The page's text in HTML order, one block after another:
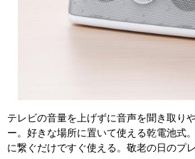
テレビの音量を上げずに音声を聞き取り
ー。好きな場所に置いて使える乾電池式
に繋ぐだけですぐ使える。敬老の日のプ